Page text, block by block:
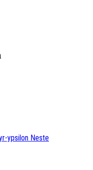
ypsilon Neste